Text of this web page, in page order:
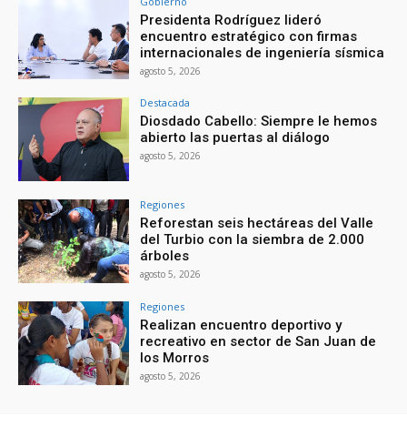
Presidenta Rodríguez lideró
encuentro estratégico con firmas
internacionales de ingeniería sísmica
agosto 5, 2026
Destacada
Diosdado Cabello: Siempre le hemos
abierto las puertas al diálogo
agosto 5, 2026
Regiones
Reforestan seis hectáreas del Valle
del Turbio con la siembra de 2.000
árboles
agosto 5, 2026
Regiones
Realizan encuentro deportivo y
recreativo en sector de San Juan de
los Morros
agosto 5, 2026